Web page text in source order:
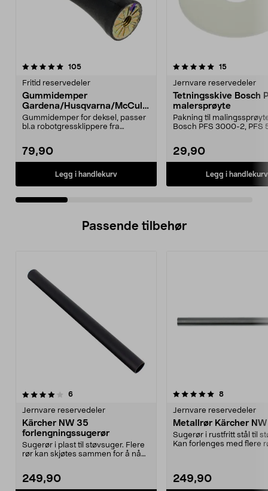
105anmeldelser
Fritid reservedeler
Gummidemper
Gardena/Husqvarna/McCullo
ch/Flymo
Gummidemper for deksel, passer
bl.a robotgressklippere fra
79,90
Legg i handlekurv
5.0 av 5 stjerner 15anmeldelser
Jernvare reservedeler
Tetningsskive Bosch
malersprøyte
Pakning til
Bosch PFS 3000-2, PFS
29,90
Legg i handlekurv
4.5 av 5 stjerner
Passende tilbehør
6anmeldelser
Jernvare reservedeler
Kärcher NW 35
forlengningssugerør
Sugerør i plast til støvsuger. Flere
rør kan skjøtes sammen for å nå
249,90
5.0av 5 stjerner 8anmeldelser
Jernvare reservedeler
Metallrør Kärcher
Sugerør i rustfritt stål til
Kan forlenges med flere
249,90
4.5av 5 stjerner